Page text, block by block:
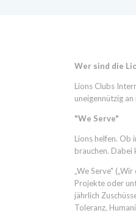
Wer sind die
Lions Clubs
uneigennützig
"We Serve"
Lions helfen. Ob
brauchen. Dabei
„We Serve"
Projekte oder
jährlich
Toleranz,